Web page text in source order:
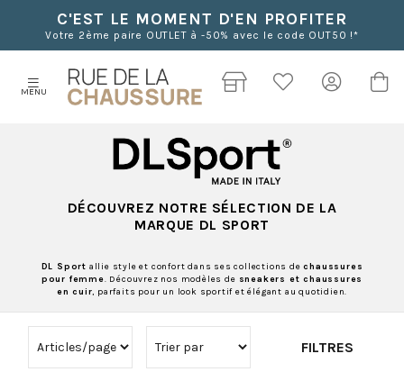
C'EST LE MOMENT D'EN PROFITER
Votre 2ème paire OUTLET à -50% avec le code OUT50 !*
MENU
DÉCOUVREZ NOTRE SÉLECTION DE LA
MARQUE DL SPORT
DL Sport allie style et confort dans ses collections dechaussures
pour femme. Découvrez nos modèles de sneakers et chaussures
en cuir, parfaits pour un look sportif et élégant au quotidien.
FILTRES